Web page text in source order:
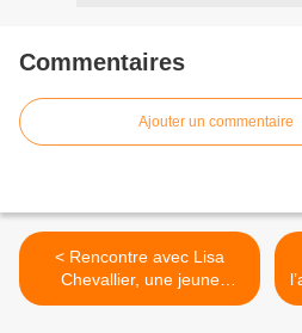
Commentaires
Ajouter un commentaire
< Rencontre avec Lisa
Chevallier, une jeune
comédienne pleine de